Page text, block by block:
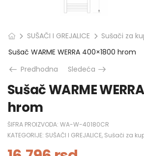
SUŠAČI I GREJALICE
Sušači za
Sušač WARME WERRA 400×1800 hrom
Predhodna
Sledeća
Sušač WARME
hrom
ŠIFRA PROIZVODA: WA-W-40180CR
KATEGORIJE: SUŠAČI I GREJALICE, Sušači za